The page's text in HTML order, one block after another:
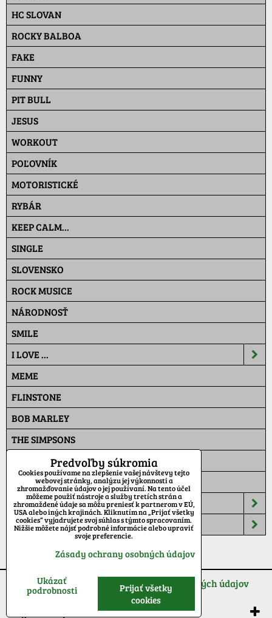
HC SLOVAN
ROCKY BALBOA
FAKE
FUNNY
PIT BULL
JESUS
WORKOUT
POĽOVNÍK
MOTORISTICKÉ
RYBÁR
KEEP CALM...
SINGLE
SLOVENSKO
ROCK MUSICE
NÁRODNOSŤ
SMILE
I LOVE ...
MEME
FLINSTONE
BOB MARLEY
THE SIMPSONS
PAT A MAT
MASKÁČ
ŠILTOVKY
TEPLÁKY
Predvoľby súkromia Zásady ochrany osobných údajov
Vytvorené pomocou:BiznisWeb.sk
Predvoľby súkromia
Cookies používame na zlepšenie vašej návštevy tejto
webovej stránky, analýzu jej výkonnosti a
zhromažďovanie údajov o jej používaní. Na tento účel
môžeme použiť nástroje a služby tretích strán a
zhromaždené údaje sa môžu preniesť k partnerom v EÚ,
USA alebo iných krajinách. Kliknutím na „Prijať všetky
cookies“ vyjadrujete svoj súhlas s týmto spracovaním.
Nižšie môžete nájsť podrobné informácie alebo upraviť
svoje preferencie.
Zásady ochrany osobných údajov
Ukázať
podrobnosti
Prijať všetky
cookies